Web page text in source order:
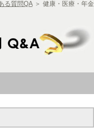
る質問QA ＞ 健康・医療・年金